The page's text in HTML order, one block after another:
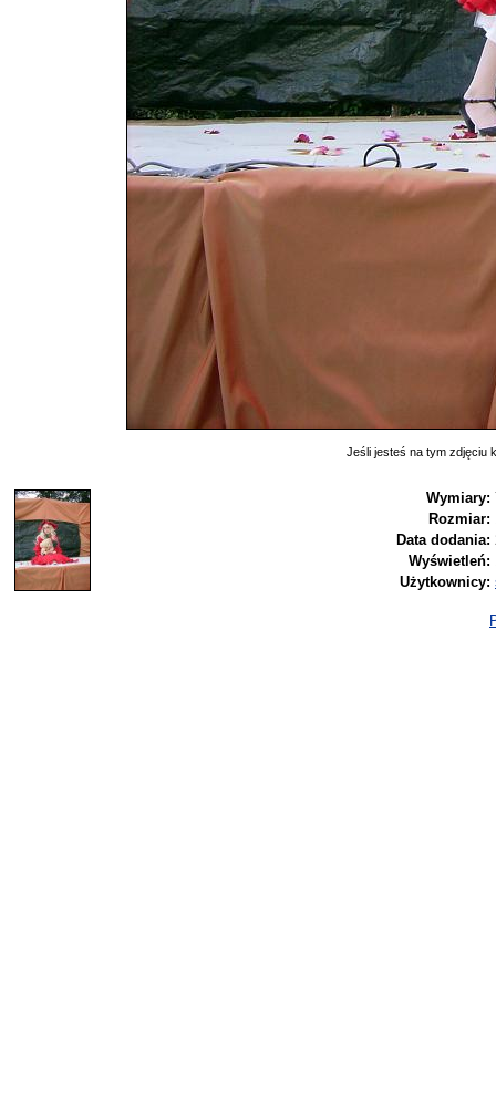
Jeśli jesteś na tym zdjęciu
Wymiary:
Rozmiar:
Data dodania:
Wyświetleń:
Użytkownicy: